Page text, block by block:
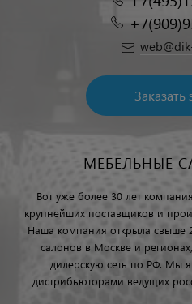
Заказать
МЕБЕЛЬНЫЕ
Вот уже более 30 лет
крупнейших поставщиков и
Наша компания открыла свыше
салонов в Москве и
дилерскую сеть по РФ. Мы
дистрибьюторами ведущих